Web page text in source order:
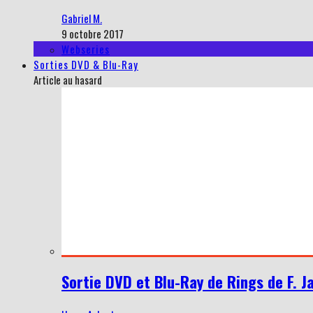
Gabriel M.
9 octobre 2017
Webseries
Sorties DVD & Blu-Ray
Article au hasard
Sortie DVD et Blu-Ray de Rings de F.